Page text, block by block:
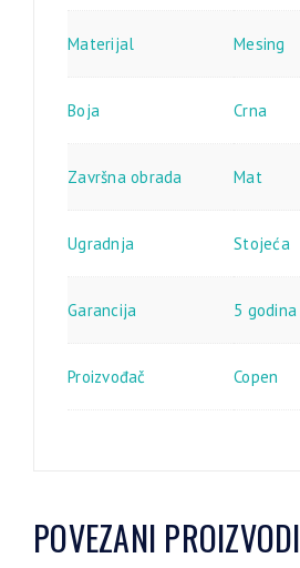
Materijal Mesing
Boja Crna
Završna obrada Mat
Ugradnja Stojeća
Garancija 5 godina
Proizvođač Copen
POVEZANI PROIZVODI